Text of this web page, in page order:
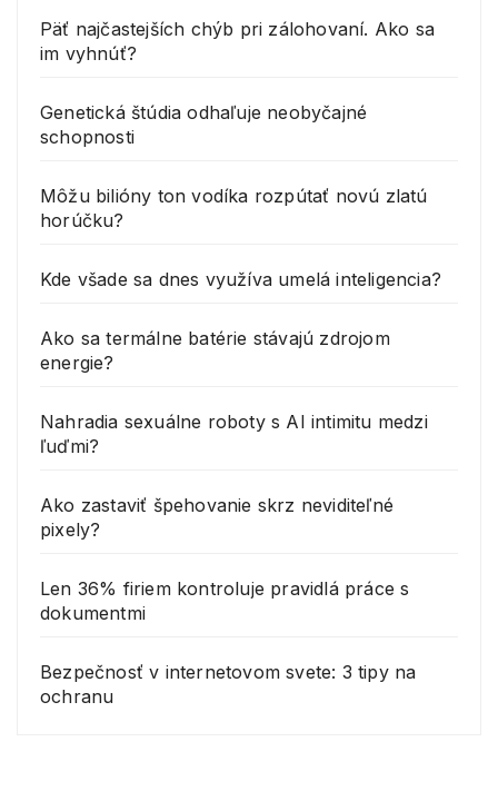
Päť najčastejších chýb pri zálohovaní. Ako sa
im vyhnúť?
Genetická štúdia odhaľuje neobyčajné
schopnosti
Môžu bilióny ton vodíka rozpútať novú zlatú
horúčku?
Kde všade sa dnes využíva umelá inteligencia?
Ako sa termálne batérie stávajú zdrojom
energie?
Nahradia sexuálne roboty s AI intimitu medzi
ľuďmi?
Ako zastaviť špehovanie skrz neviditeľné
pixely?
Len 36% firiem kontroluje pravidlá práce s
dokumentmi
Bezpečnosť v internetovom svete: 3 tipy na
ochranu